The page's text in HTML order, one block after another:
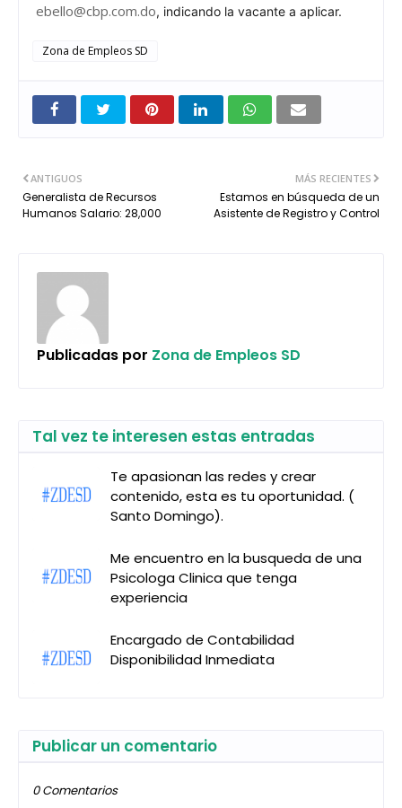
ebello@cbp.com.do, indicando la vacante a aplicar.
Zona de Empleos SD
MÁS RECIENTES
Estamos en búsqueda de un
Asistente de Registro y Control
ANTIGUOS
Generalista de Recursos
Humanos Salario: 28,000
Publicadas por Zona de Empleos SD
Tal vez te interesen estas entradas
Te apasionan las redes y crear
contenido, esta es tu oportunidad. (
Santo Domingo).
Me encuentro en la busqueda de una
Psicologa Clinica que tenga
experiencia
Encargado de Contabilidad
Disponibilidad Inmediata
Publicar un comentario
0 Comentarios